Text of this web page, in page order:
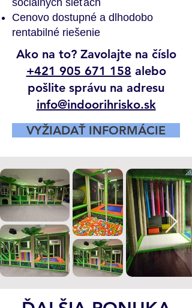
sociálnych sieťach
Cenovo dostupné a dlhodobo
rentabilné riešenie
Ako na to? Zavolajte na číslo
+421 905 671 158 alebo
pošlite správu na adresu
info@indoorihrisko.sk
VYŽIADAŤ INFORMÁCIE